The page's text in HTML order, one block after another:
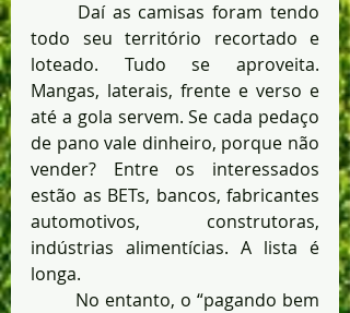
todo seu território recortado e
loteado. Tudo se aproveita.
Mangas, laterais, frente e verso e
até a gola servem. Se cada pedaço
de pano vale dinheiro, porque não
vender? Entre os interessados
estão as BETs, bancos, fabricantes
automotivos, construtoras,
indústrias alimentícias. A lista é
longa.